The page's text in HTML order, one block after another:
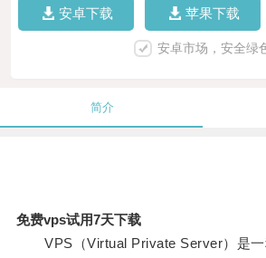
安卓下载 苹果下载
安卓市场，安全绿
简介
免费vps试用7天下载
VPS（Virtual Private Server）是一